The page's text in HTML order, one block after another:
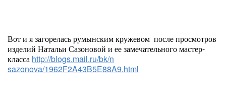
Вот и я загорелась румынским кружевом после просмотров
изделий Натальи Сазоновой и ее замечательного мастер-
класса http://blogs.mail.ru/bk/n
sazonova/1962F2A43B5E88A9.html